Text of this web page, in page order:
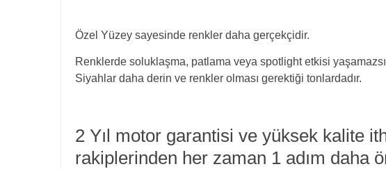
Özel Yüzey sayesinde renkler daha gerçekçidir.
Renklerde soluklaşma, patlama veya spotlight etkisi
Siyahlar daha derin ve renkler olması gerektiği tonlardadır.
2 Yıl motor garantisi ve yüksek kalite
rakiplerinden her zaman 1 adım daha